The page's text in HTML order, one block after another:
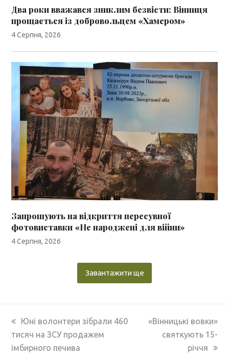
Два роки вважався зниклим безвісти: Вінниця
прощається із добровольцем «Хамером»
4 Серпня, 2026
Запрошують на відкриття пересувної
фотовиставки «Не народжені для війни»
4 Серпня, 2026
Завантажити ще
previous
post:
Юні волонтери зібрали 460
тисяч на ЗСУ продажем
імбирного печива
next
post:
«Вінницькі вовки»
святкують 15-
річчя